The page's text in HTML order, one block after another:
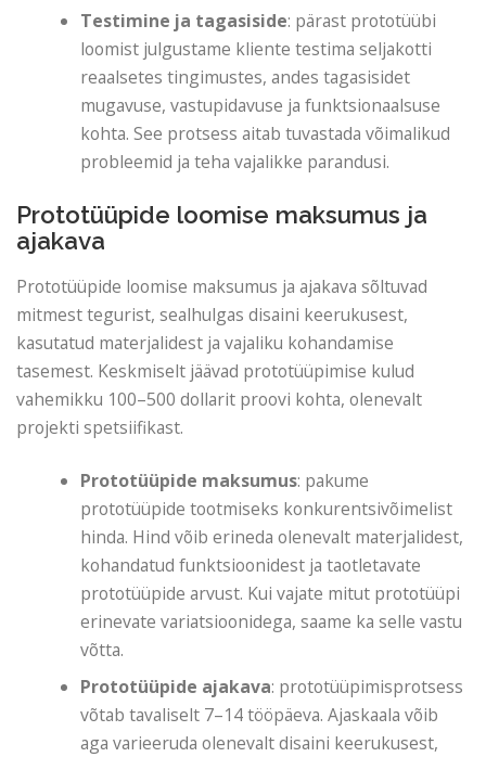
Testimine ja tagasiside: pärast prototüübi
loomist julgustame kliente testima seljakotti
reaalsetes tingimustes, andes tagasisidet
mugavuse, vastupidavuse ja funktsionaalsuse
kohta. See protsess aitab tuvastada võimalikud
probleemid ja teha vajalikke parandusi.
Prototüüpide loomise maksumus ja
ajakava
Prototüüpide loomise maksumus ja ajakava sõltuvad
mitmest tegurist, sealhulgas disaini keerukusest,
kasutatud materjalidest ja vajaliku kohandamise
tasemest. Keskmiselt jäävad prototüüpimise kulud
vahemikku 100–500 dollarit proovi kohta, olenevalt
projekti spetsiifikast.
Prototüüpide maksumus: pakume
prototüüpide tootmiseks konkurentsivõimelist
hinda. Hind võib erineda olenevalt materjalidest,
kohandatud funktsioonidest ja taotletavate
prototüüpide arvust. Kui vajate mitut prototüüpi
erinevate variatsioonidega, saame ka selle vastu
võtta.
Prototüüpide ajakava: prototüüpimisprotsess
võtab tavaliselt 7–14 tööpäeva. Ajaskaala võib
aga varieeruda olenevalt disaini keerukusest,